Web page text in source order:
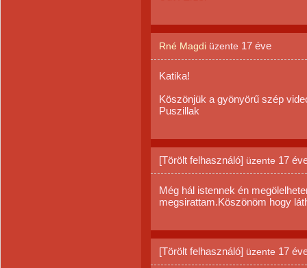
Rné Magdi üzente 17 éve
Katika!
Köszönjük a gyönyörű szép
Puszillak
[Törölt felhasználó] üzente 17
Még hál istennek én
megsirattam.Köszönöm hogy
[Törölt felhasználó] üzente 17